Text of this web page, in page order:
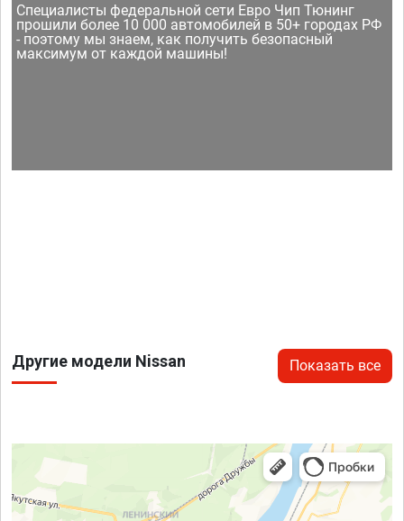
Специалисты федеральной сети Евро Чип Тюнинг
прошили более 10 000 автомобилей в 50+ городах РФ
- поэтому мы знаем, как получить безопасный
максимум от каждой машины!
Другие модели Nissan Показать все